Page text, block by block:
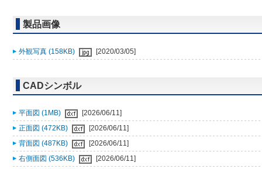
製品画像
外観写真 (158KB) [2020/03/05]
CADシンボル
平面図 (1MB)
[2026/06/11]
正面図 (472KB)
[2026/06/11]
背面図 (487KB)
[2026/06/11]
右側面図 (536KB)
[2026/06/11]